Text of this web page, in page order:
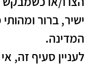
ישיר, ברור
המדינה.
לעניין סעיף זה,